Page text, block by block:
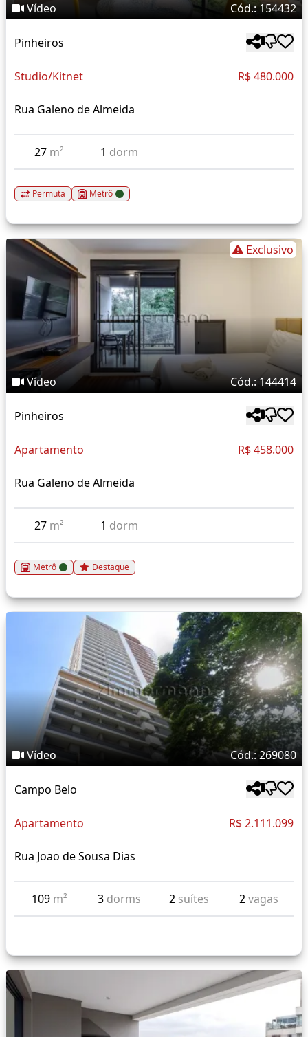
Vídeo Cód.: 154432
Pinheiros
Studio/Kitnet R$ 480.000
Rua Galeno de Almeida
27 m² 1 dorm
Permuta Metrô
Exclusivo
Vídeo Cód.: 144414
Pinheiros
Apartamento R$ 458.000
Rua Galeno de Almeida
27 m² 1 dorm
Metrô Destaque
Vídeo Cód.: 269080
Campo Belo
Apartamento R$ 2.111.099
Rua Joao de Sousa Dias
109 m² 3 dorms 2 suítes 2vagas